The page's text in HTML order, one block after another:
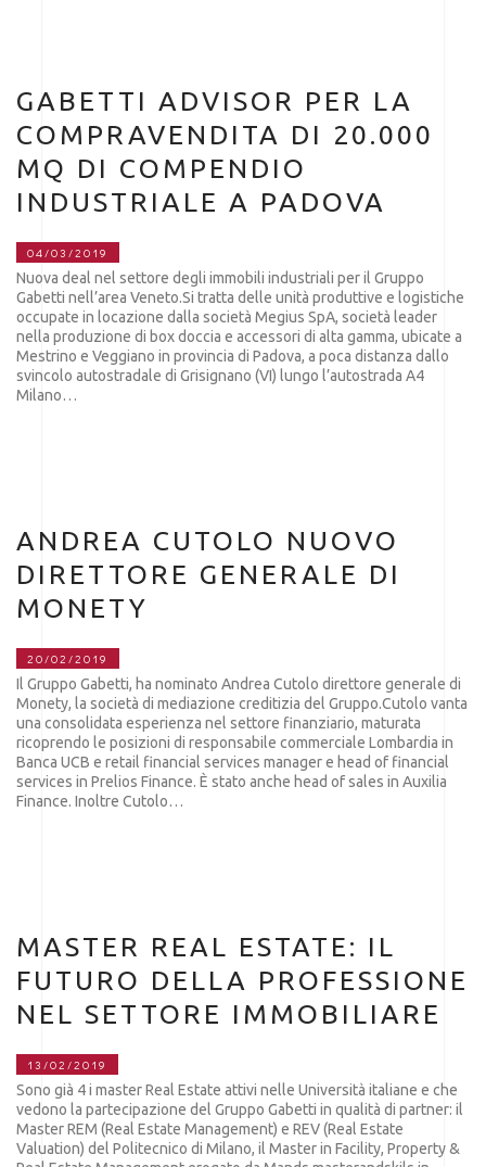
GABETTI ADVISOR PER LA
COMPRAVENDITA DI 20.000
MQ DI COMPENDIO
INDUSTRIALE A PADOVA
04/03/2019
Nuova deal nel settore degli immobili industriali per il Gruppo
Gabetti nell’area Veneto.Si tratta delle unità produttive e logistiche
occupate in locazione dalla società Megius SpA, società leader
nella produzione di box doccia e accessori di alta gamma, ubicate a
Mestrino e Veggiano in provincia di Padova, a poca distanza dallo
svincolo autostradale di Grisignano (VI) lungo l’autostrada A4
Milano…
ANDREA CUTOLO NUOVO
DIRETTORE GENERALE DI
MONETY
20/02/2019
Il Gruppo Gabetti, ha nominato Andrea Cutolo direttore generale di
Monety, la società di mediazione creditizia del Gruppo.Cutolo vanta
una consolidata esperienza nel settore finanziario, maturata
ricoprendo le posizioni di responsabile commerciale Lombardia in
Banca UCB e retail financial services manager e head of financial
services in Prelios Finance. È stato anche head of sales in Auxilia
Finance. Inoltre Cutolo…
MASTER REAL ESTATE: IL
FUTURO DELLA PROFESSIONE
NEL SETTORE IMMOBILIARE
13/02/2019
Sono già 4 i master Real Estate attivi nelle Università italiane e che
vedono la partecipazione del Gruppo Gabetti in qualità di partner: il
Master REM (Real Estate Management) e REV (Real Estate
Valuation) del Politecnico di Milano, il Master in Facility, Property &